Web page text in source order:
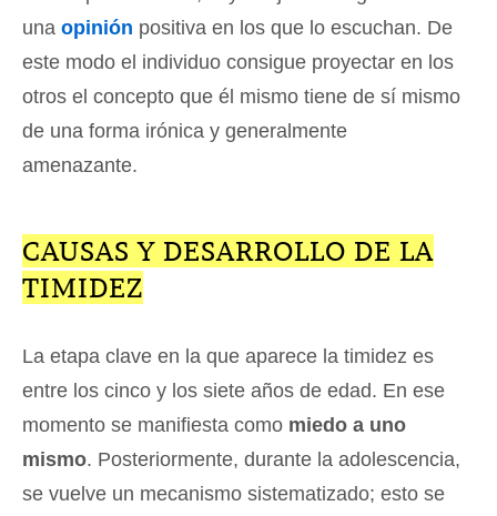
una opinión positiva en los que lo escuchan. De
este modo el individuo consigue proyectar en los
otros el concepto que él mismo tiene de sí mismo
de una forma irónica y generalmente
amenazante.
CAUSAS Y DESARROLLO DE LA
TIMIDEZ
La etapa clave en la que aparece la timidez es
entre los cinco y los siete años de edad. En ese
momento se manifiesta como miedo a uno
mismo. Posteriormente, durante la adolescencia,
se vuelve un mecanismo sistematizado; esto se